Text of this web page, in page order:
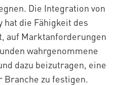
Die Integration von
hat die Fähigkeit des
auf Marktanforderungen
wahrgenommene
dazu beizutragen, eine
zu festigen.